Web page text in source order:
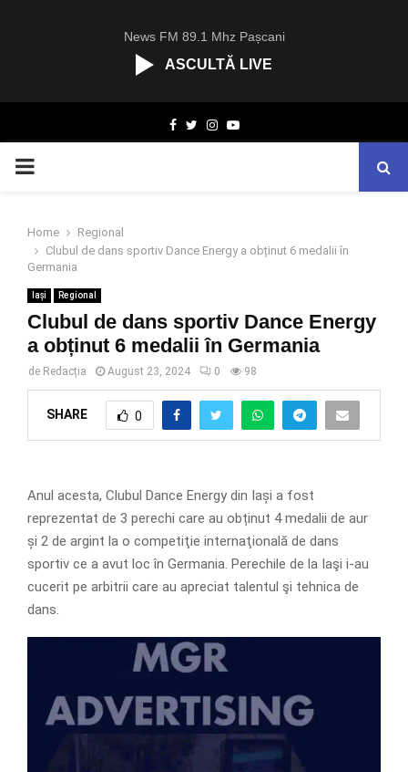
News FM 89.1 Mhz Pașcani
ASCULTĂ LIVE
Facebook
TwitterInstagram
Youtube
PRIMARY
Home
Regional
Clubul de dans sportiv Dance Energy a obținut 6 medalii în
Germania
Iași Regional
Clubul de dans sportiv Dance Energy
a obținut 6 medalii în Germania
de Redacția August 23, 2024 0 98
SHARE 0
Anul acesta, Clubul Dance Energy din Iași a fost
reprezentat de 3 perechi care au obținut 4 medalii de aur
și 2 de argint la o competiţie internaţională de dans
sportiv ce a avut loc în Germania. Perechile de la Iaşi i-au
cucerit pe arbitrii care au apreciat talentul şi tehnica de
dans.